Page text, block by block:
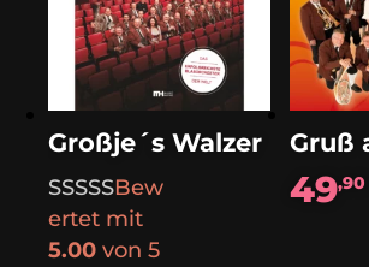
Großje´s Walzer
Bew
ertet mit
5.00 von 5
49,90